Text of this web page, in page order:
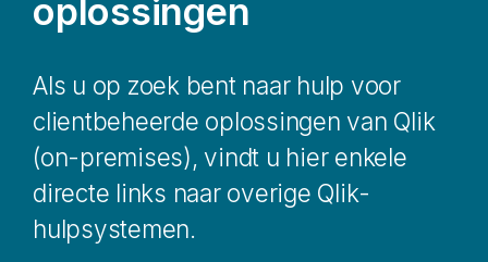
oplossingen
Als u op zoek bent naar hulp voor
clientbeheerde oplossingen van Qlik
(on-premises), vindt u hier enkele
directe links naar overige Qlik-
hulpsystemen.